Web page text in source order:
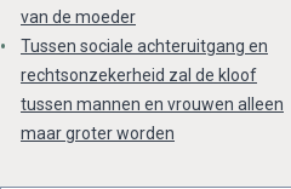
van de moeder
Tussen sociale achteruitgang en
rechtsonzekerheid zal de kloof
tussen mannen en vrouwen alleen
maar groter worden